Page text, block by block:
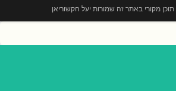
תוכן מקורי באתר זה שמורות יעל חקשוריאן